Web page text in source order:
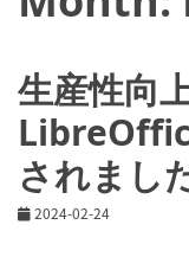
生産性向
されまし
2024-02-24